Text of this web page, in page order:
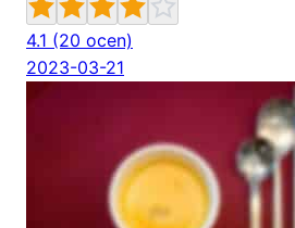
4.1 (20 ocen)
2023-03-21